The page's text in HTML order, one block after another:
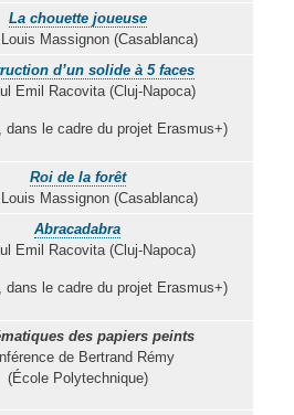
La chouette joueuse
Massignon (Casablanca)
d’un solide à 5 faces
Emil Racovita (Cluj-Napoca)
dans le cadre du projet Erasmus+)
Roi de la forêt
Massignon (Casablanca)
Abracadabra
Emil Racovita (Cluj-Napoca)
dans le cadre du projet Erasmus+)
des papiers peints
de Bertrand Rémy
(École Polytechnique)